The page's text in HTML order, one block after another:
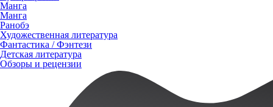
Манга
Манга
Ранобэ
Художественная литература
Фантастика / Фэнтези
Детская литература
Обзоры и рецензии